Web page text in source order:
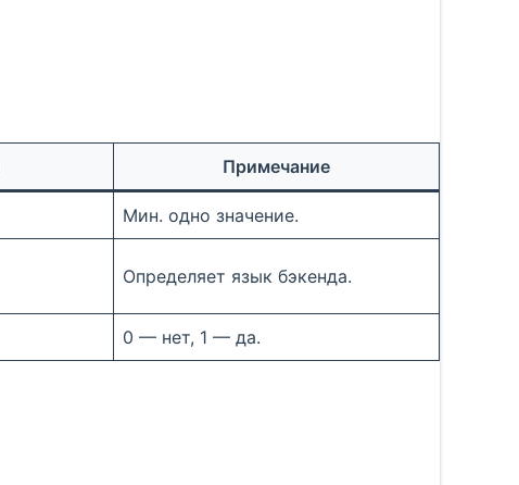
Примечание
Мин. одно значение.
Определяет язык бэкенда.
0 — нет, 1 — да.